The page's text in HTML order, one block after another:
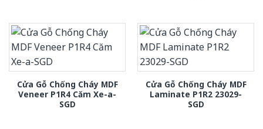
Cửa Gỗ Chống Cháy MDF
Veneer P1R4 Căm Xe-a-
SGD
Cửa Gỗ Chống Cháy MDF
Laminate P1R2 23029-
SGD